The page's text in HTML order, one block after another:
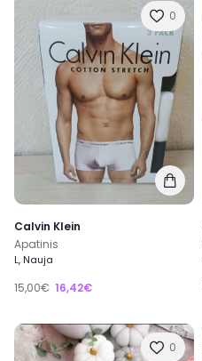
0
Calvin Klein
Apatinis
L, Nauja
15,00€ 16,42€
0